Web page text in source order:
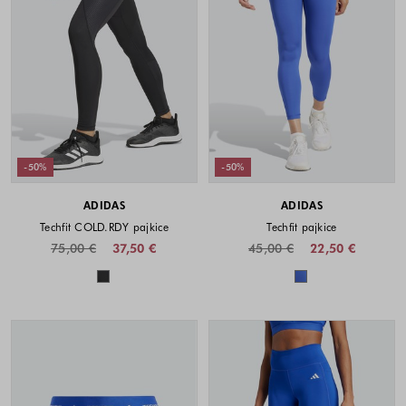
-50%
ADIDAS
Techfit COLD.RDY pajkice
37,50 €
75,00 €
Barve na voljo
-50%
ADIDAS
Techfit pajkice
22,50 €
45,00 €
Barve na voljo